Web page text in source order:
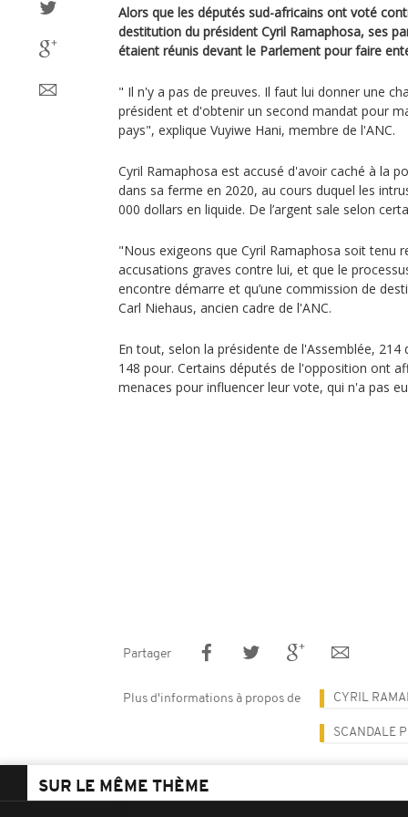
Alors que les députés sud-africains ont voté
destitution du président Cyril Ramaphosa, ses
étaient réunis devant le Parlement pour faire
" Il n'y a pas de preuves. Il faut lui donner une
président et d'obtenir un second mandat pour
pays", explique Vuyiwe Hani, membre de l'ANC.
Cyril Ramaphosa est accusé d'avoir caché à la
dans sa ferme en 2020, au cours duquel les
000 dollars en liquide. De l’argent sale selon
"Nous exigeons que Cyril Ramaphosa soit tenu
accusations graves contre lui, et que le
encontre démarre et qu’une commission de
Carl Niehaus, ancien cadre de l'ANC.
En tout, selon la présidente de l'Assemblée,
148 pour. Certains députés de l'opposition ont
menaces pour influencer leur vote, qui n'a pas
Partager
Plus d'informations à propos de CYRIL
SCANDALE
SUR LE MÊME THÈME